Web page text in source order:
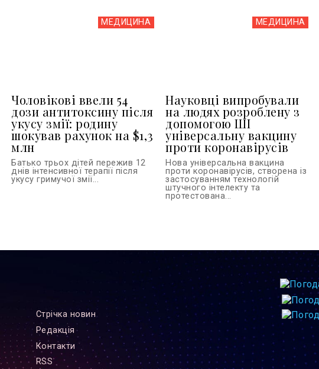
МЕДИЦИНА
Чоловікові ввели 54
дози антитоксину після
укусу змії: родину
шокував рахунок на $1,3
млн
Батько трьох дітей пережив 12
днів інтенсивної терапії після
укусу гримучої змії...
МЕДИЦИНА
Науковці випробували
на людях розроблену з
допомогою ШІ
універсальну вакцину
проти коронавірусів
Нова універсальна вакцина
проти коронавірусів, створена із
застосуванням технологій
штучного інтелекту та
протестована...
Стрiчка новин
Редакцiя
Контакти
RSS